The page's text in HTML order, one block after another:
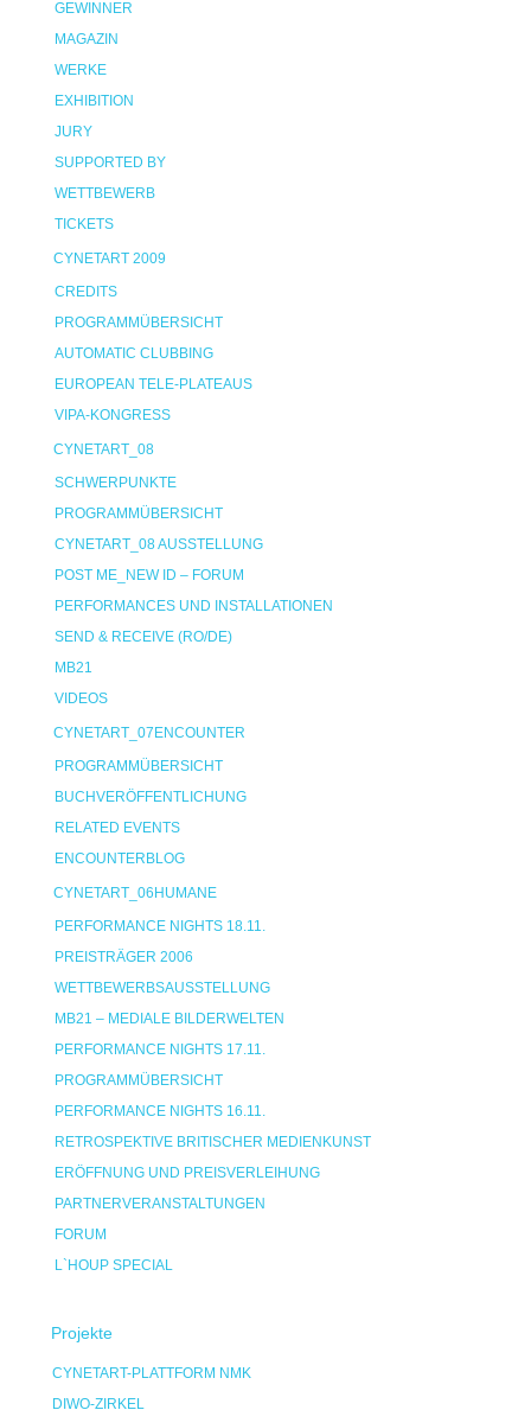
GEWINNER
MAGAZIN
WERKE
EXHIBITION
JURY
SUPPORTED BY
WETTBEWERB
TICKETS
CYNETART 2009
CREDITS
PROGRAMMÜBERSICHT
AUTOMATIC CLUBBING
EUROPEAN TELE-PLATEAUS
VIPA-KONGRESS
CYNETART_08
SCHWERPUNKTE
PROGRAMMÜBERSICHT
CYNETART_08 AUSSTELLUNG
POST ME_NEW ID – FORUM
PERFORMANCES UND INSTALLATIONEN
SEND & RECEIVE (RO/DE)
MB21
VIDEOS
CYNETART_07ENCOUNTER
PROGRAMMÜBERSICHT
BUCHVERÖFFENTLICHUNG
RELATED EVENTS
ENCOUNTERBLOG
CYNETART_06HUMANE
PERFORMANCE NIGHTS 18.11.
PREISTRÄGER 2006
WETTBEWERBSAUSSTELLUNG
MB21 – MEDIALE BILDERWELTEN
PERFORMANCE NIGHTS 17.11.
PROGRAMMÜBERSICHT
PERFORMANCE NIGHTS 16.11.
RETROSPEKTIVE BRITISCHER MEDIENKUNST
ERÖFFNUNG UND PREISVERLEIHUNG
PARTNERVERANSTALTUNGEN
FORUM
L`HOUP SPECIAL
Projekte
CYNETART-PLATTFORM NMK
DIWO-ZIRKEL